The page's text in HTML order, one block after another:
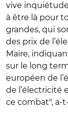
vive
à être là pour
grandes, qui
des prix de
Maire,
sur le long
européen de
de l’électricité
ce combat", a-